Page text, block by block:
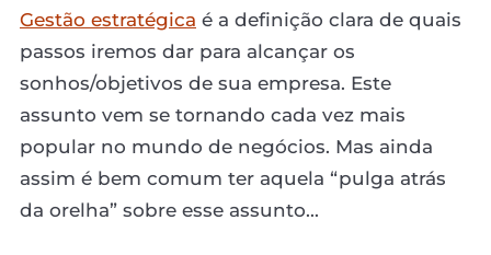
Gestão estratégica é a definição clara de quais
passos iremos dar para alcançar os
sonhos/objetivos de sua empresa. Este
assunto vem se tornando cada vez mais
popular no mundo de negócios. Mas ainda
assim é bem comum ter aquela “pulga atrás
da orelha” sobre esse assunto...